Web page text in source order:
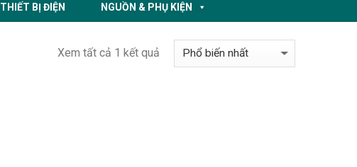
THIẾT BỊ ĐIỆN NGUỒN & PHỤ KIỆN
Xem tất cả 1 kết quả